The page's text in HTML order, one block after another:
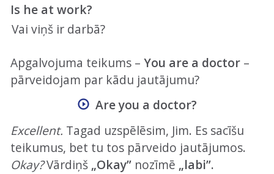
Is he at work?
Vai viņš ir darbā?
Apgalvojuma teikums – You are a doctor–
pārveidojam par kādu jautājumu?
Are you a doctor?
Excellent. Tagad uzspēlēsim, Jim. Es sacīšu
teikumus, bet tu tos pārveido jautājumos.
Okay?Vārdiņš „Okay”nozīmē „labi”.